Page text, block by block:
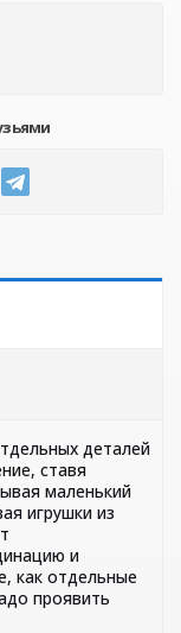
деталей
ставя
маленький
игрушки из
и
как отдельные
проявить